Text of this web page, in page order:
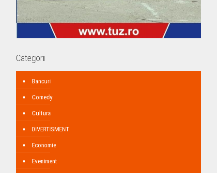
Categorii
Bancuri
Comedy
Cultura
DIVERTISMENT
Economie
Eveniment